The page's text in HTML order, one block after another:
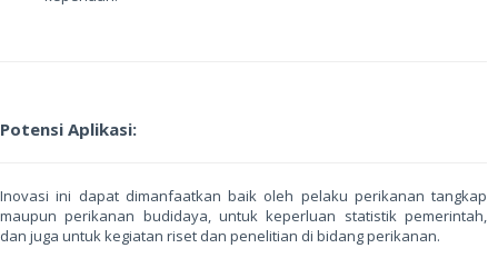
Potensi Aplikasi:
Inovasi ini dapat dimanfaatkan baik oleh pelaku perikanan tangkap
maupun perikanan budidaya, untuk keperluan statistik pemerintah,
dan juga untuk kegiatan riset dan penelitian di bidang perikanan.